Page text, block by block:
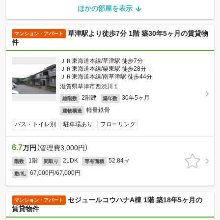
ほかの部屋を表示
マンション・アパート
草津駅より徒歩7分 1階 築30年5ヶ月の賃貸物
件
ＪＲ東海道本線/草津駅 徒歩7分
ＪＲ東海道本線/栗東駅 徒歩28分
ＪＲ東海道本線/南草津駅 徒歩44分
滋賀県草津市西渋川１
総階数 2階建 築年数 30年5ヶ月
建物構造 軽量鉄骨
バス・トイレ別 駐車場あり フローリング
6.7万円 （管理費3,000円）
階数 1階 間取り 2LDK 専有面積 52.84㎡
敷/礼 67,000円/67,000円
マンション・アパート
セジュールコウハナA棟 1階 築18年5ヶ月の
賃貸物件